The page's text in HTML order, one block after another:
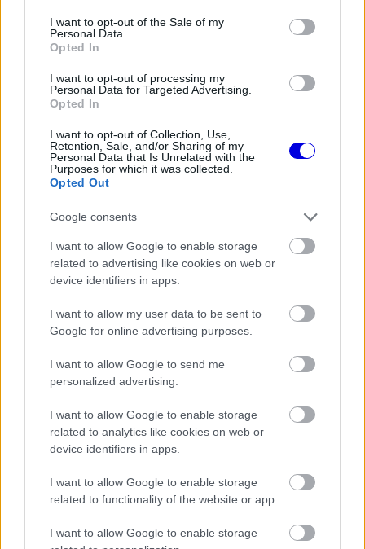
consent section.
I want to opt-out of the Sale of my
Personal Data.
Opted In
I want to opt-out of processing my
Personal Data for Targeted Advertising.
Opted In
I want to opt-out of Collection, Use,
Retention, Sale, and/or Sharing of my
Personal Data that Is Unrelated with the
Purposes for which it was collected.
Opted Out
Google consents
I want to allow Google to enable storage
related to advertising like cookies on web or
device identifiers in apps.
I want to allow my user data to be sent to
Google for online advertising purposes.
I want to allow Google to send me
personalized advertising.
I want to allow Google to enable storage
related to analytics like cookies on web or
device identifiers in apps.
I want to allow Google to enable storage
related to functionality of the website or app.
I want to allow Google to enable storage
leírását, tehát „elmentem, de most már
is
This
modal
window.
The media could not be loaded, either because
the server or network failed or because the format
is not supported.
A japán versenyző 1994-ben a Japán Nagydíjon
szezont futott. 18 versenyen indult, 13-szor
kiesett, a legjobb eredménye pedig az Olasz
Nagydíjon elért 8. hely – de ekkor még csak az
első 6 szerzett pontot.
EZEKET IS AJÁNLJUK